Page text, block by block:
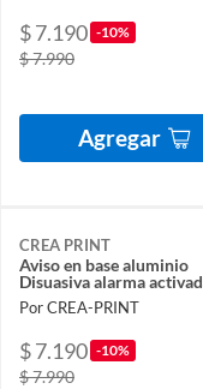
$ 7.190 -10%
$ 7.990
Agregar
CREA PRINT
Aviso en base aluminio
Disuasiva alarma
Por CREA-PRINT
$ 7.190 -10%
$ 7.990